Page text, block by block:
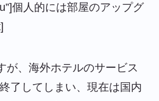
個人的には部屋のアップグ
が、海外ホテルのサービス
了してしまい、現在は国内